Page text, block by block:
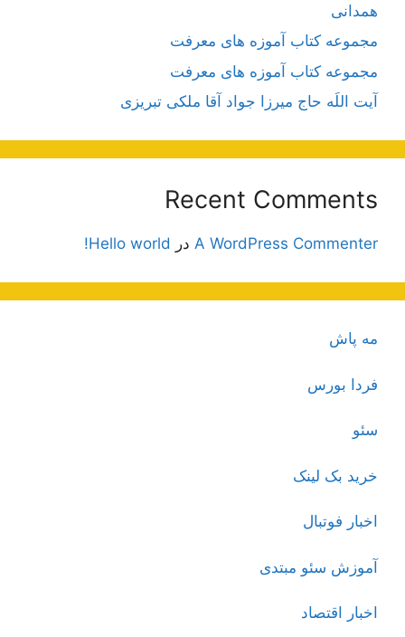
همدانی
مجموعه کتاب آموزه های معرفت
مجموعه کتاب آموزه های معرفت
آیت اللَه حاج میرزا جواد آقا ملکی تبریزی
Recent Comments
A WordPress Commenter در Hello world!
مه پاش
فردا بورس
سئو
خرید بک لینک
اخبار فوتبال
آموزش سئو مبتدی
اخبار اقتصاد